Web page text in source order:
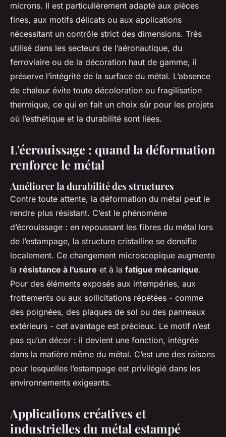
microns. Il est particulièrement adapté aux pièces
fines, aux motifs délicats ou aux applications
nécessitant un contrôle strict des dimensions. Très
utilisé dans les secteurs de l’aéronautique, du
ferroviaire ou de la décoration haut de gamme, il
préserve l’intégrité de la surface du métal. L’absence
de chaleur évite toute décoloration ou fragilisation
thermique, ce qui en fait un choix sûr pour les projets
où l’esthétique et la durabilité sont liées.
L'écrouissage : quand la déformation
renforce le métal
Améliorer la durabilité des structures
Contre toute attente, la déformation du métal peut le
rendre plus résistant. C’est le phénomène
d’écrouissage : en repoussant les fibres du métal lors
de l’estampage, la structure cristalline se densifie
localement. Ce changement microscopique augmente
la résistance à l’usure et à la fatigue mécanique.
Pour des éléments exposés aux intempéries, aux
frottements ou aux sollicitations répétées - comme
des poignées, des plaques de sol ou des panneaux
extérieurs - cet avantage est précieux. Le motif n’est
pas qu’un décor : il devient une fonction, intégrée
dans la matière même du métal. C’est une des raisons
pour lesquelles l’estampage est privilégié dans les
environnements exigeants.
Applications créatives et
industrielles du métal estampé